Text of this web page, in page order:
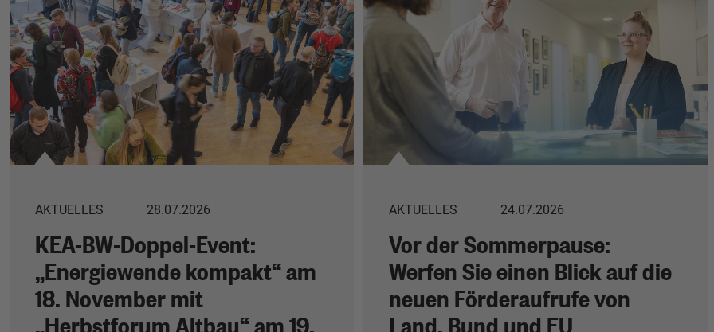
AKTUELLES 28.07.2026
KEA-BW-Doppel-Event:
„Energiewende kompakt“ am
18. November mit
„Herbstforum Altbau“ am 19.
AKTUELLES 24.07.2026
Vor der Sommerpause:
Werfen Sie einen Blick auf die
neuen Förderaufrufe von
Land, Bund und EU